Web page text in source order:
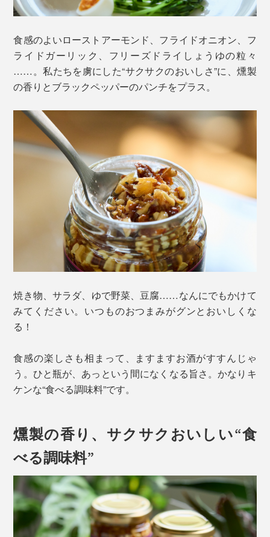
食感のよいローストアーモンド、フライドオニオン、フ
ライドガーリック、フリーズドライしょうゆの粒々
……。私たちを虜にした“サクサクのおいしさ”に、燻製
の香りとブラックペッパーのパンチをプラス。
焼き物、サラダ、ゆで野菜、豆腐……なんにでもかけて
みてください。いつものおつまみがグンとおいしくな
る！
食感の楽しさも相まって、ますますお酒がすすんじゃ
う。ひと瓶が、あっという間になくなる旨さ。かなりキ
ケンな“食べる調味料”です。
燻製の香り、サクサクおいしい“食
べる調味料”